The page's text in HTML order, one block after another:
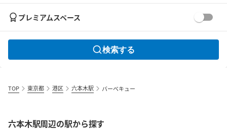
プレミアムスペース
検索する
TOP 東京都 港区 六本木駅 バーベキュー
六本木駅周辺の駅から探す